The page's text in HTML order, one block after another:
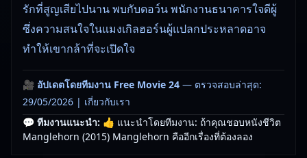
รักที่สูญเสียไปนาน พบกับดอว์น พนักงานธนาคารใจดีผู้
ซึ่งความสนใจในแมงเกิลฮอร์นผู้แปลกประหลาดอาจ
ทำให้เขากล้าที่จะเปิดใจ
🎥 อัปเดตโดยทีมงาน Free Movie 24 — ตรวจสอบล่าสุด:
29/05/2026 | เกี่ยวกับเรา
💬 ทีมงานแนะนำ: 👍 แนะนำโดยทีมงาน: ถ้าคุณชอบหนังชีวิต
Manglehorn (2015) Manglehorn คืออีกเรื่องที่ต้องลอง